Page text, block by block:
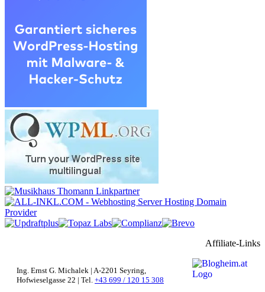
Affiliate-Links
Ing. Ernst G. Michalek | A-2201 Seyring,
Hofwieselgasse 22 | Tel. +43 699 / 120 15 308